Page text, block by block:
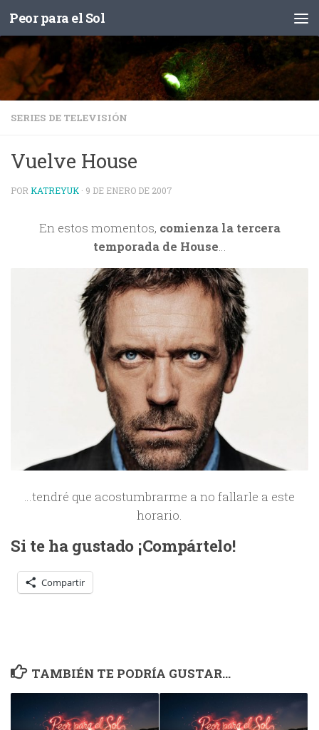
Saltar al contenido
Peor para el Sol
SERIES DE TELEVISIÓN
Vuelve House
POR KATREYUK · 9 DE ENERO DE 2007
En estos momentos, comienza la tercera
temporada de House…
…tendré que acostumbrarme a no fallarle a este
horario.
Si te ha gustado ¡Compártelo!
Compartir
TAMBIÉN TE PODRÍA GUSTAR...